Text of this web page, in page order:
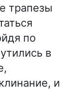
трапезы
по
в
и